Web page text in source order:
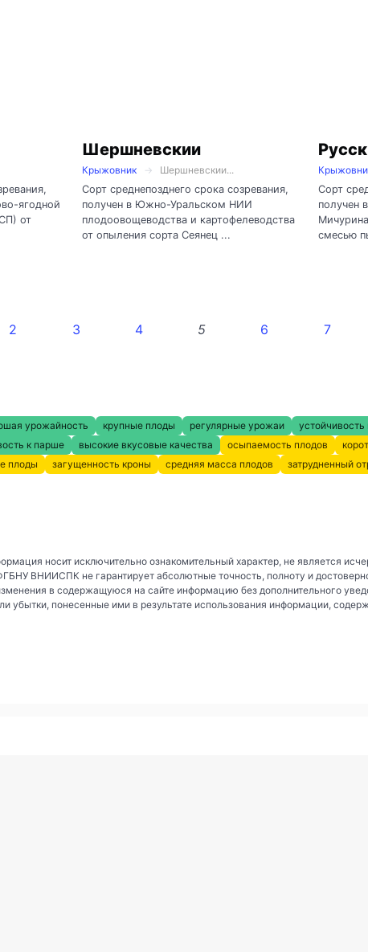
ягодной
от
Шершневскии
Крыжовник
Шершневскии...
Сорт среднепозднего срока созревания,
получен в Южно-Уральском НИИ
плодоовощеводства и картофелеводства
от опыления сорта Сеянец ...
Сорт
получен
смесью
2 3 4 5 6 7
урожайность крупные плоды регулярные урожаи
к парше высокие вкусовые качества осыпаемость плодов
плоды загущенность кроны средняя масса плодов затрудненный
носит исключительно ознакомительный характер, не является
ВНИИСПК не гарантирует абсолютные точность, полноту и
в содержащуюся на сайте информацию без дополнительного
убытки, понесенные ими в результате использования информации,